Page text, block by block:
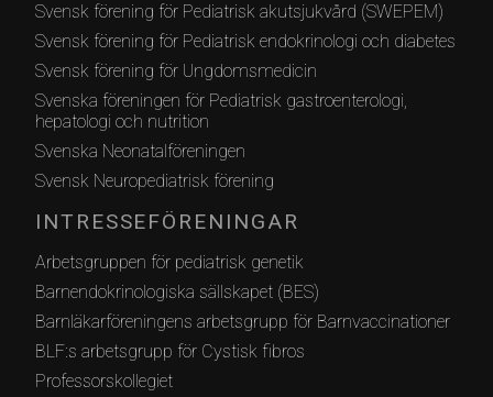
Svensk förening för Pediatrisk akutsjukvård (SWEPEM)
Svensk förening för Pediatrisk endokrinologi och diabetes
Svensk förening för Ungdomsmedicin
Svenska föreningen för Pediatrisk gastroenterologi,
hepatologi och nutrition
Svenska Neonatalföreningen
Svensk Neuropediatrisk förening
INTRESSEFÖRENINGAR
Arbetsgruppen för pediatrisk genetik
Barnendokrinologiska sällskapet (BES)
Barnläkarföreningens arbetsgrupp för Barnvaccinationer
BLF:s arbetsgrupp för Cystisk fibros
Professorskollegiet